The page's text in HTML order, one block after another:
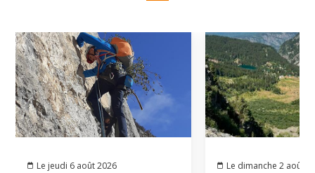
Le jeudi 6 août 2026 Le dimanche 2 août